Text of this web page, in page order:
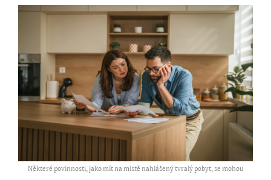
Některé povinnosti, jako mít na místě nahlášený tvralý pobyt, se mohou